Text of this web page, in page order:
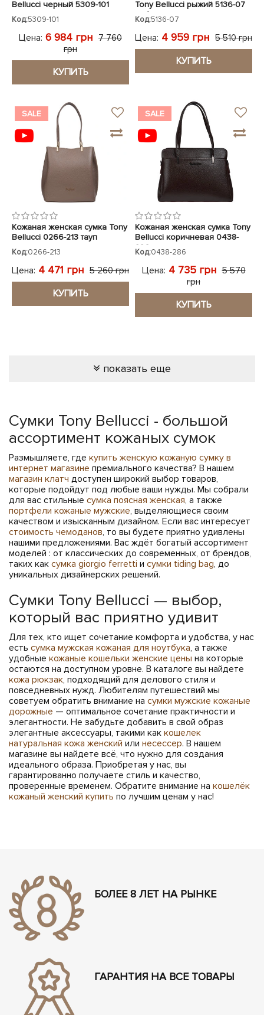
Bellucci черный 5309-101
Код:5309-101
Цена: 6 984 грн 7 760
грн
КУПИТЬ
Tony Bellucci рыжий 5136-07
нубук
Код:5136-07
Цена: 4 959 грн 5 510 грн
КУПИТЬ
SALE
Кожаная женская сумка Tony
Bellucci 0266-213 тауп
Код:0266-213
Цена: 4 471 грн 5 260 грн
КУПИТЬ
SALE
Кожаная женская сумка Tony
Bellucci коричневая 0438-
286
Код:0438-286
Цена: 4 735 грн 5 570
грн
КУПИТЬ
показать еще
Сумки Tony Bellucci - большой
ассортимент кожаных сумок
Размышляете, где купить женскую кожаную сумку в
интернет магазине премиального качества? В нашем
магазин клатч доступен широкий выбор товаров,
которые подойдут под любые ваши нужды. Мы собрали
для вас стильные сумка поясная женская, а также
портфели кожаные мужские, выделяющиеся своим
качеством и изысканным дизайном. Если вас интересует
стоимость чемоданов, то вы будете приятно удивлены
нашими предложениями. Вас ждёт богатый ассортимент
моделей : от классических до современных, от брендов,
таких как сумка giorgio ferretti и сумки tiding bag, до
уникальных дизайнерских решений.
Сумки Tony Bellucci — выбор,
который вас приятно удивит
Для тех, кто ищет сочетание комфорта и удобства, у нас
есть сумка мужская кожаная для ноутбука, а также
удобные кожаные кошельки женские цены на которые
остаются на доступном уровне. В каталоге вы найдете
кожа рюкзак, подходящий для делового стиля и
повседневных нужд. Любителям путешествий мы
советуем обратить внимание на сумки мужские кожаные
дорожные — оптимальное сочетание практичности и
элегантности. Не забудьте добавить в свой образ
элегантные аксессуары, такими как кошелек
натуральная кожа женский или несессер. В нашем
магазине вы найдете всё, что нужно для создания
идеального образа. Приобретая у нас, вы
гарантированно получаете стиль и качество,
проверенные временем. Обратите внимание на кошелёк
кожаный женский купить по лучшим ценам у нас!
БОЛЕЕ 8 ЛЕТ НА РЫНКЕ
ГАРАНТИЯ НА ВСЕ ТОВАРЫ